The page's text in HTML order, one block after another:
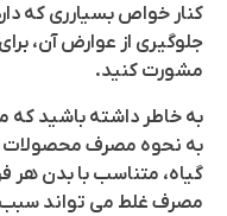
کنار خواص بسیارری که
جلوگیری از عوارض آن،
مشورت کنید.
به خاطر داشته باشید که
به نحوه مصرف محصولات
گیاه، متناسب با بدن هر
مصرف غلط می تواند